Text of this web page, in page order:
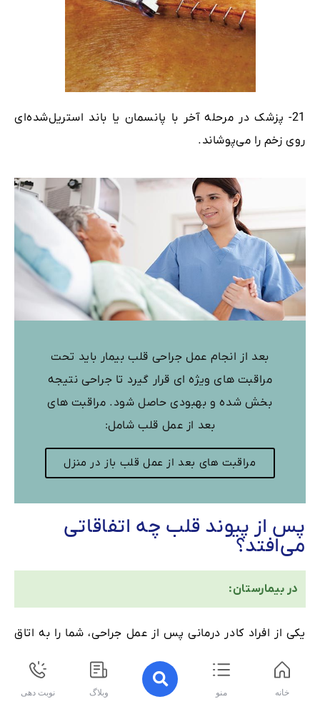
21- پزشک در مرحله آخر با پانسمان یا باند استریل‌شده‌ای
روی زخم را می‌پوشاند.
بعد از انجام عمل جراحی قلب بیمار باید تحت
مراقبت های ویژه ای قرار گیرد تا جراحی نتیجه
بخش شده و بهبودی حاصل شود. مراقبت های
بعد از عمل قلب شامل:
مراقبت های بعد از عمل قلب باز در منزل
پس از پیوند قلب چه اتفاقاتی
می‌افتد؟
در بیمارستان:
یکی از افراد کادر درمانی پس از عمل جراحی، شما را به اتاق
چند روز با دقت شما را تحت نظر خواهند داشت.
خانه منو وبلاگ نوبت دهی